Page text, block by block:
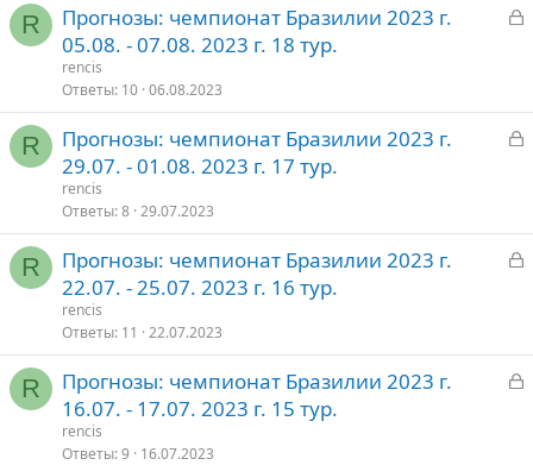
R
З
т
Прогнозы: чемпионат Бразилии 2023 г.
05.08. - 07.08. 2023 г. 18 тур.
rencis
Ответы 10 06.08.2023
R
З
т
Прогнозы: чемпионат Бразилии 2023 г.
29.07. - 01.08. 2023 г. 17 тур.
rencis
Ответы 8 29.07.2023
R
З
т
Прогнозы: чемпионат Бразилии 2023 г.
22.07. - 25.07. 2023 г. 16 тур.
rencis
Ответы 11 22.07.2023
R
З
Прогнозы: чемпионат Бразилии 2023 г.
16.07. - 17.07. 2023 г. 15 тур.
rencis
Ответы 9 16.07.2023